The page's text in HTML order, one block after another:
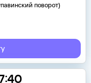
поворот)